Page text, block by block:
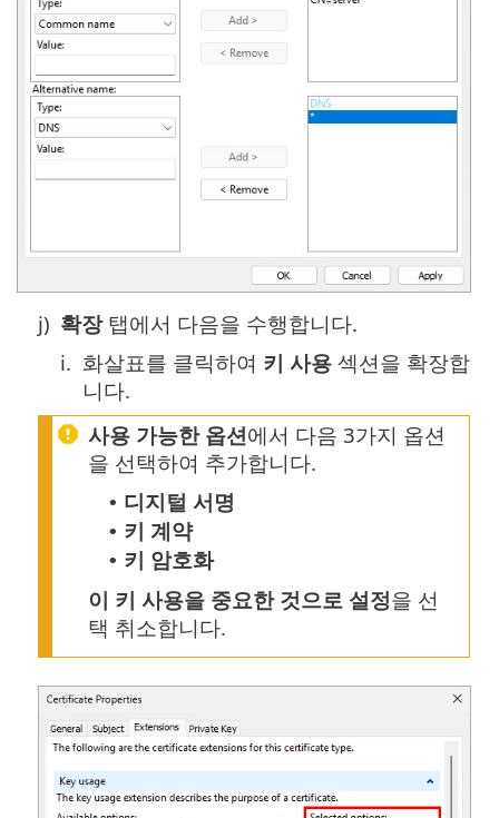
j) 확장탭에서 다음을 수행합니다.
i. 화살표를 클릭하여 키 사용 섹션을 확장합
니다.
사용 가능한 옵션에서 다음 3가지 옵션
을 선택하여 추가합니다.
• 디지털 서명
• 키 계약
• 키 암호화
이 키 사용을 중요한 것으로 설정을 선
택 취소합니다.